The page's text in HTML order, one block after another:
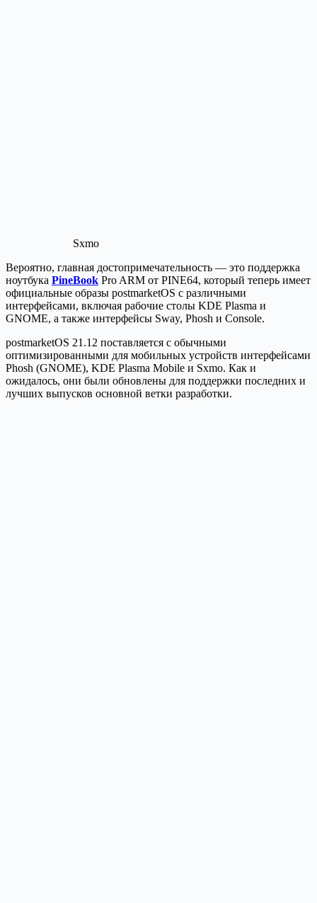
Sxmo
Вероятно, главная достопримечательность — это поддержка
ноутбука PineBook Pro ARM от PINE64, который теперь имеет
официальные образы postmarketOS с различными
интерфейсами, включая рабочие столы KDE Plasma и
GNOME, а также интерфейсы Sway, Phosh и Console.
postmarketOS 21.12 поставляется с обычными
оптимизированными для мобильных устройств интерфейсами
Phosh (GNOME), KDE Plasma Mobile и Sxmo. Как и
ожидалось, они были обновлены для поддержки последних и
лучших выпусков основной ветки разработки.